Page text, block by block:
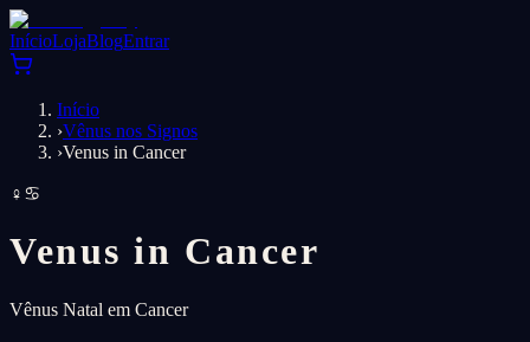
InícioLojaBlogEntrar
Início
›Vênus nos Signos
›Venus in Cancer
♀ ♋
Venus in Cancer
Vênus Natal em Cancer